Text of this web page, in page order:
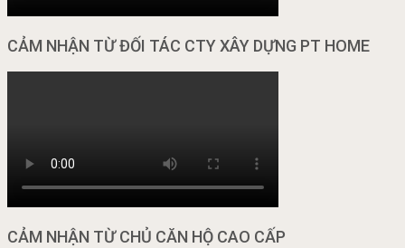
CẢM NHẬN TỪ ĐỐI TÁC CTY XÂY DỰNG PT HOME
CẢM NHẬN TỪ CHỦ CĂN HỘ CAO CẤP